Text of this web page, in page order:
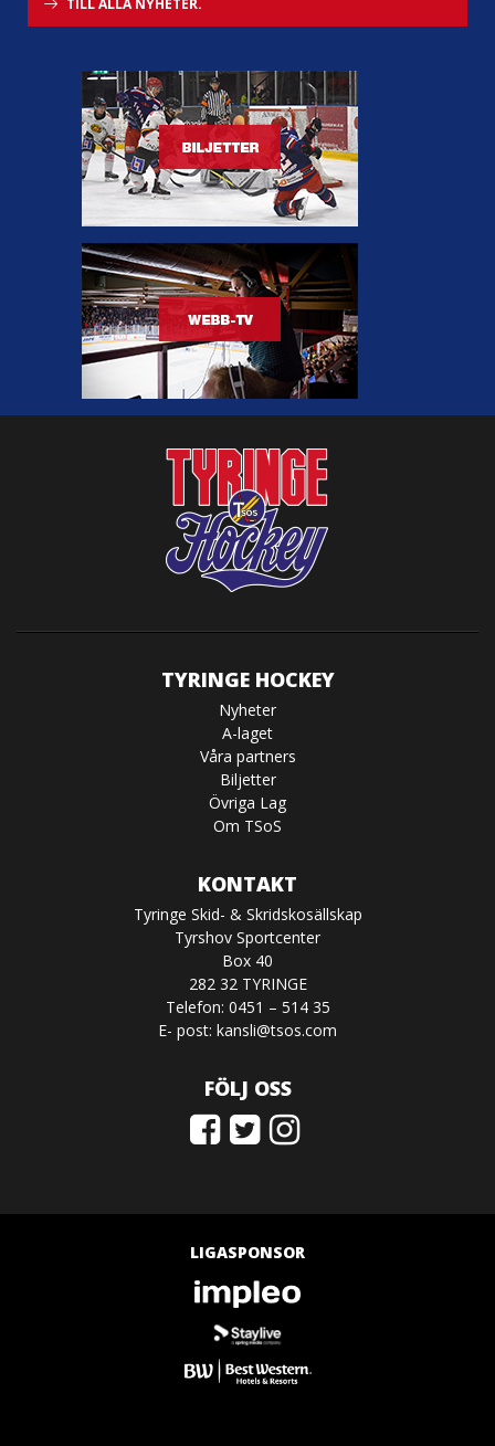
TYRINGE HOCKEY
Nyheter
A-laget
Våra partners
Biljetter
Övriga Lag
Om TSoS
KONTAKT
Tyringe Skid- & Skridskosällskap
Tyrshov Sportcenter
Box 40
282 32 TYRINGE
Telefon: 0451 – 514 35
E- post: kansli@tsos.com
FÖLJ OSS
LIGASPONSOR